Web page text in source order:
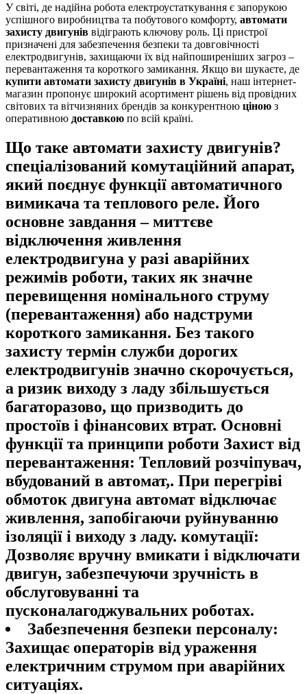
У світі, де надійна робота електроустаткування є запорукою
успішного виробництва та побутового комфорту, автомати
захисту двигунів відіграють ключову роль. Ці пристрої
призначені для забезпечення безпеки та довговічності
електродвигунів, захищаючи їх від найпоширеніших загроз –
перевантаження та короткого замикання. Якщо ви шукаєте, де
купити автомати захисту двигунів в Україні, наш інтернет-
магазин пропонує широкий асортимент рішень від провідних
світових та вітчизняних брендів за конкурентною ціною з
оперативною доставкою по всій країні.
Що таке автомати захисту двигунів?
спеціалізований комутаційний апарат,
який поєднує функції автоматичного
вимикача та теплового реле. Його
основне завдання – миттєве
відключення живлення
електродвигуна у разі аварійних
режимів роботи, таких як значне
перевищення номінального струму
(перевантаження) або надструми
короткого замикання. Без такого
захисту термін служби дорогих
електродвигунів значно скорочується,
а ризик виходу з ладу збільшується
багаторазово, що призводить до
простоїв і фінансових втрат. Основні
функції та принципи роботи Захист від
перевантаження: Тепловий розчіпувач,
вбудований в автомат,. При перегріві
обмоток двигуна автомат відключає
живлення, запобігаючи руйнуванню
ізоляції і виходу з ладу. комутації:
Дозволяє вручну вмикати і відключати
двигун, забезпечуючи зручність в
обслуговуванні та
пусконалагоджувальних роботах.
Забезпечення безпеки персоналу:
Захищає операторів від ураження
електричним струмом при аварійних
ситуаціях.